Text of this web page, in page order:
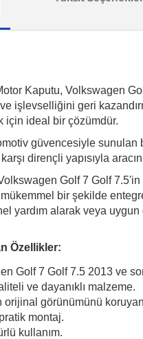
Kaputu, Volkswagen
işlevselliğini geri
için ideal bir çözümdür.
güvencesiyle sunulan
dirençli yapısıyla
Golf 7 Golf 7.5'in
mükemmel bir şekilde
yardım alarak veya
Özellikler:
Golf 7 Golf 7.5 2013 ve
ve dayanıklı malzeme.
orijinal görünümünü
montaj.
kullanım.